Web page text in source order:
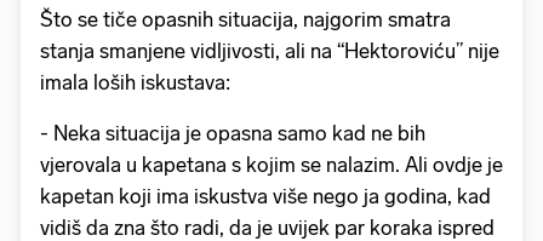
Što se tiče opasnih situacija, najgorim smatra
stanja smanjene vidljivosti, ali na “Hektoroviću” nije
imala loših iskustava:
- Neka situacija je opasna samo kad ne bih
vjerovala u kapetana s kojim se nalazim. Ali ovdje je
kapetan koji ima iskustva više nego ja godina, kad
vidiš da zna što radi, da je uvijek par koraka ispred